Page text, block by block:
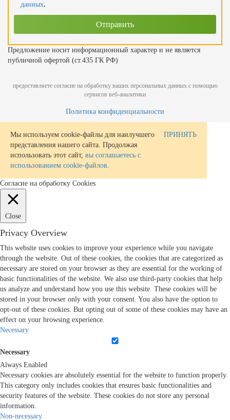
данных.
Предложение носит информационный характер и не является
публичной офертой (ст.435 ГК РФ)
предоставляете согласие на обработку ваших персональных данных с помощью
сервисов веб-аналитики
Политика конфиденциальности
Мы используем cookie-файлы для наилучшего
представления нашего сайта. Продолжая
использовать этот сайт, вы соглашаетесь с
использованием cookie-файлов.
ПРИНЯТЬ
Согласие на обработку Cookies
Close
Privacy Overview
This website uses cookies to improve your experience while you navigate
through the website. Out of these cookies, the cookies that are categorized as
necessary are stored on your browser as they are essential for the working of
basic functionalities of the website. We also use third-party cookies that help
us analyze and understand how you use this website. These cookies will be
stored in your browser only with your consent. You also have the option to
opt-out of these cookies. But opting out of some of these cookies may have an
effect on your browsing experience.
Necessary
Necessary
Always Enabled
Necessary cookies are absolutely essential for the website to function properly.
This category only includes cookies that ensures basic functionalities and
security features of the website. These cookies do not store any personal
information.
Non-necessary